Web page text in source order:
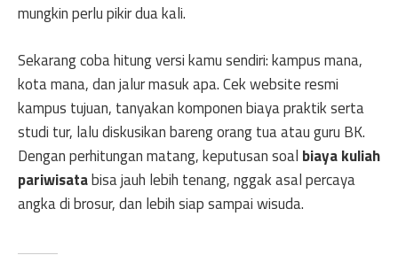
mungkin perlu pikir dua kali.
Sekarang coba hitung versi kamu sendiri: kampus mana,
kota mana, dan jalur masuk apa. Cek website resmi
kampus tujuan, tanyakan komponen biaya praktik serta
studi tur, lalu diskusikan bareng orang tua atau guru BK.
Dengan perhitungan matang, keputusan soal biaya kuliah
pariwisatabisa jauh lebih tenang, nggak asal percaya
angka di brosur, dan lebih siap sampai wisuda.